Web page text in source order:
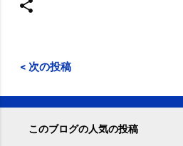
< 次の投稿
このブログの人気の投稿